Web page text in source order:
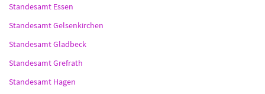
Standesamt Essen
Standesamt Gelsenkirchen
Standesamt Gladbeck
Standesamt Grefrath
Standesamt Hagen